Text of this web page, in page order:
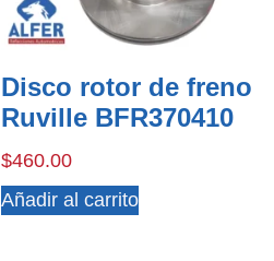
Disco rotor de freno
Ruville BFR370410
$460.00
Añadir al carrito